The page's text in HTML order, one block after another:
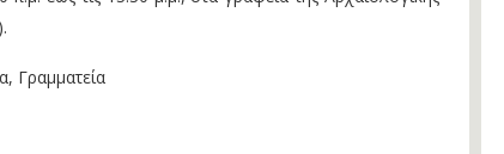
Γραμματεία